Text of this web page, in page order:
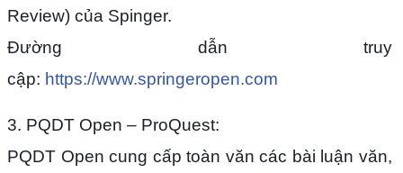
Review) của Spinger.
Đường dẫn truy
cập: https://www.springeropen.com
3. PQDT Open – ProQuest:
PQDT Open cung cấp toàn văn các bài luận văn,